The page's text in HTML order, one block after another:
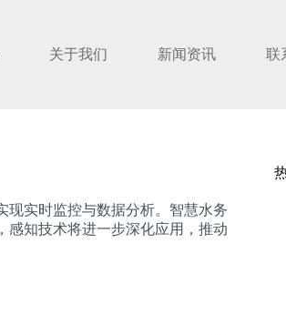
关于我们 新闻资讯 联
现实时监控与数据分析。智慧水务
感知技术将进一步深化应用，推动